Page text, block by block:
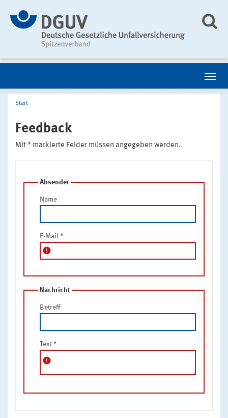
Start
Feedback
Mit * markierte Felder müssen angegeben werden.
Absender
Name
E-Mail *
error
Nachricht
Betreff
Text *
error